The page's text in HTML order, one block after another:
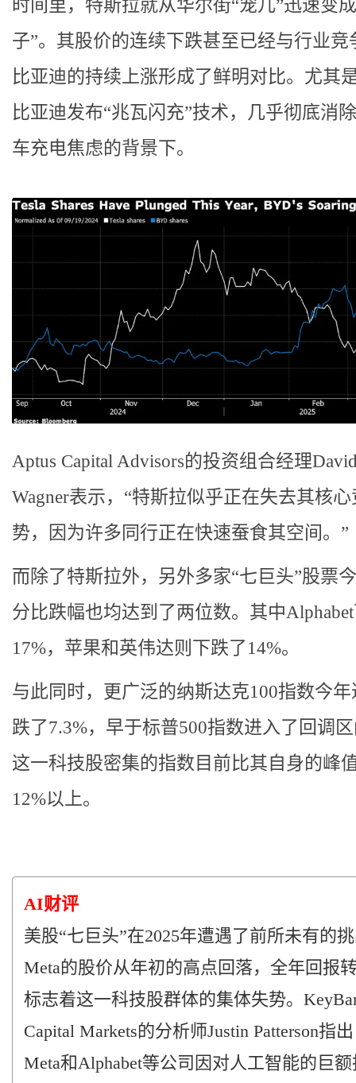
时间里，特斯拉就从华尔街“宠儿”迅速变
子”。其股价的连续下跌甚至已经与行业竞
比亚迪的持续上涨形成了鲜明对比。尤其
比亚迪发布“兆瓦闪充”技术，几乎彻底消
车充电焦虑的背景下。
Aptus Capital Advisors的投资组合经理
Wagner表示，“特斯拉似乎正在失去其核
势，因为许多同行正在快速蚕食其空间。”
而除了特斯拉外，另外多家“七巨头”股票
分比跌幅也均达到了两位数。其中
17%，苹果和英伟达则下跌了14%。
与此同时，更广泛的纳斯达克100指数今
跌了7.3%，早于标普500指数进入了回调
这一科技股密集的指数目前比其自身的峰
12%以上。
AI财评
美股“七巨头”在2025年遭遇了前所未有的
Meta的股价从年初的高点回落，全年回报
标志着这一科技股群体的集体失势。
Capital Markets的分析师Justin Patterson指
Meta和Alphabet等公司因对人工智能的巨